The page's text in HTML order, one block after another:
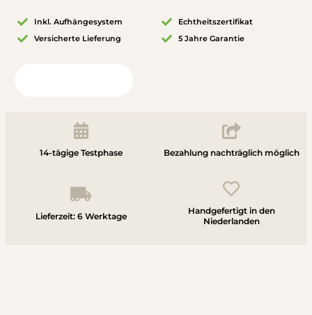
Inkl. Aufhängesystem
Versicherte Lieferung
Echtheitszertifikat
5 Jahre Garantie
14-tägige Testphase Bezahlung nachträglich möglich
Lieferzeit: 6 Werktage
Handgefertigt in den
Niederlanden